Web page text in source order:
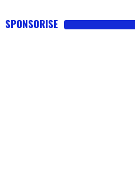
SPONSORISE